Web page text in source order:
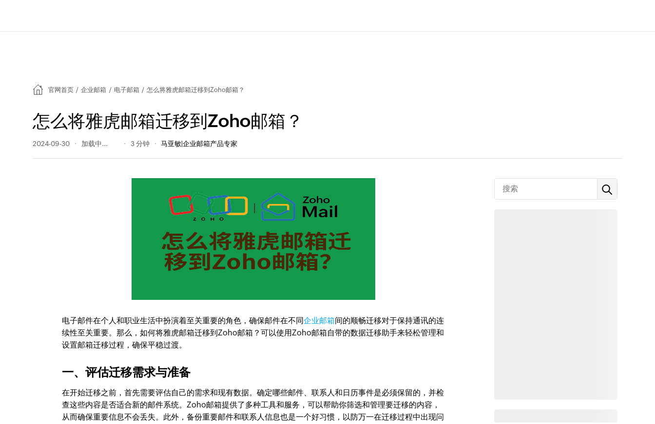
官网首页 / 企业邮箱 / 电子邮箱 / 怎么将雅虎邮箱迁移到Zoho邮箱？
怎么将雅虎邮箱迁移到Zoho邮箱？
2024-09-30 1499 阅读量 3 分钟 马亚敏|企业邮箱产品专家
电子邮件在个人和职业生活中扮演着至关重要的角色，确保邮件在不同企业邮箱间的顺畅迁移对于保持通讯的连
续性至关重要。那么，如何将雅虎邮箱迁移到Zoho邮箱？可以使用Zoho邮箱自带的数据迁移助手来轻松管理和
设置邮箱迁移过程，确保平稳过渡。
一、评估迁移需求与准备
在开始迁移之前，首先需要评估自己的需求和现有数据。确定哪些邮件、联系人和日历事件是必须保留的，并检
查这些内容是否适合新的邮件系统。Zoho邮箱提供了多种工具和服务，可以帮助你筛选和管理要迁移的内容，
从而确保重要信息不会丢失。此外，备份重要邮件和联系人信息也是一个好习惯，以防万一在迁移过程中出现问